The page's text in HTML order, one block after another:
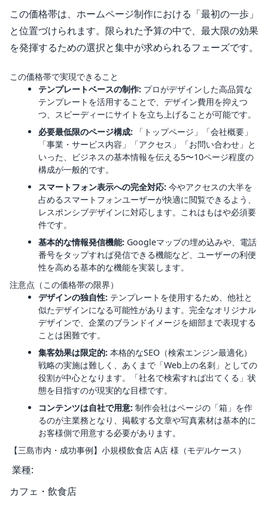
この価格帯は、ホームページ制作における「最初の一歩」
と位置づけられます。限られた予算の中で、最大限の効果
を発揮するための選択と集中が求められるフェーズです。
この価格帯で実現できること
テンプレートベースの制作: プロがデザインした高品質な
テンプレートを活用することで、デザイン費用を抑えつ
つ、スピーディーにサイトを立ち上げることが可能です。
必要最低限のページ構成: 「トップページ」「会社概要」
「事業・サービス内容」「アクセス」「お問い合わせ」と
いった、ビジネスの基本情報を伝える5〜10ページ程度の
構成が一般的です。
スマートフォン表示への完全対応: 今やアクセスの大半を
占めるスマートフォンユーザーが快適に閲覧できるよう、
レスポンシブデザインに対応します。これはもはや必須要
件です。
基本的な情報発信機能: Googleマップの埋め込みや、電話
番号をタップすれば発信できる機能など、ユーザーの利便
性を高める基本的な機能を実装します。
注意点（この価格帯の限界）
デザインの独自性: テンプレートを使用するため、他社と
似たデザインになる可能性があります。完全なオリジナル
デザインで、企業のブランドイメージを細部まで表現する
ことは困難です。
集客効果は限定的: 本格的なSEO（検索エンジン最適化）
戦略の実施は難しく、あくまで「Web上の名刺」としての
役割が中心となります。「社名で検索すれば出てくる」状
態を目指すのが現実的な目標です。
コンテンツは自社で用意: 制作会社はページの「箱」を作
るのが主業務となり、掲載する文章や写真素材は基本的に
お客様側で用意する必要があります。
【三島市内・成功事例】小規模飲食店 A店 様（モデルケース）
業種:
カフェ・飲食店